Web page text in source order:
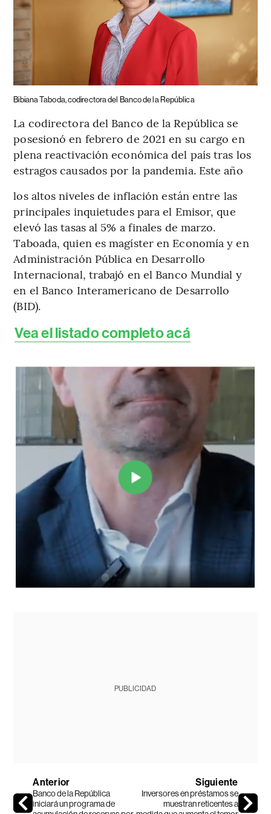
Bibiana Taboda, codirectora del Banco de la República
La codirectora del Banco de la República se
posesionó en febrero de 2021 en su cargo en
plena reactivación económica del país tras los
estragos causados por la pandemia. Este año
los altos niveles de inflación están entre las
principales inquietudes para el Emisor, que
elevó las tasas al 5% a finales de marzo.
Taboada, quien es magíster en Economía y en
Administración Pública en Desarrollo
Internacional, trabajó en el Banco Mundial y
en el Banco Interamericano de Desarrollo
(BID).
Vea el listado completo acá
PUBLICIDAD
Anterior
Banco de la República
iniciará un programa de
Siguiente
Inversores en préstamos se
muestran reticentes a